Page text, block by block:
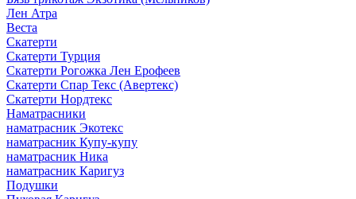
Лен Атра
Веста
Скатерти
Скатерти Турция
Скатерти Рогожка Лен Ерофеев
Скатерти Спар Текс (Авертекс)
Скатерти Нордтекс
Наматрасники
наматрасник Экотекс
наматрасник Купу-купу
наматрасник Ника
наматрасник Каригуз
Подушки